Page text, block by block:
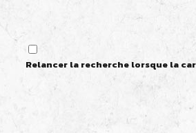
Relancer la recherche lorsque la